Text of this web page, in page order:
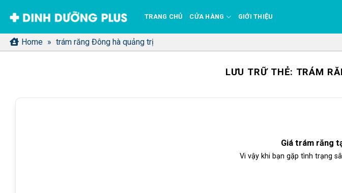
qua
nội
dung
TRANG CHỦ CỬA HÀNG GIỚI THIỆU
Home » trám răng Đông hà quảng trị
LƯU TRỮ THẺ: TRÁM
Giá trám răng
Vi vậy khi bạn gặp tình trạng